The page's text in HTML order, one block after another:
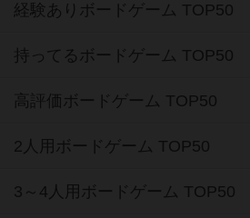
経験ありボードゲーム TOP50
持ってるボードゲーム TOP50
高評価ボードゲーム TOP50
2人用ボードゲーム TOP50
3～4人用ボードゲーム TOP50